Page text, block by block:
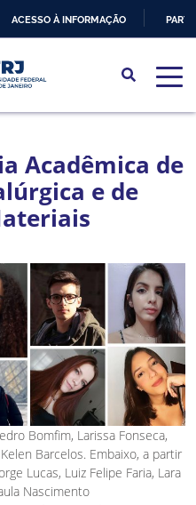
ACESSO À INFORMAÇÃO
Acadêmica de
e de
Bomfim, Larissa Fonseca,
Barcelos. Embaixo, a partir
Lucas, Luiz Felipe Faria, Lara
Nascimento